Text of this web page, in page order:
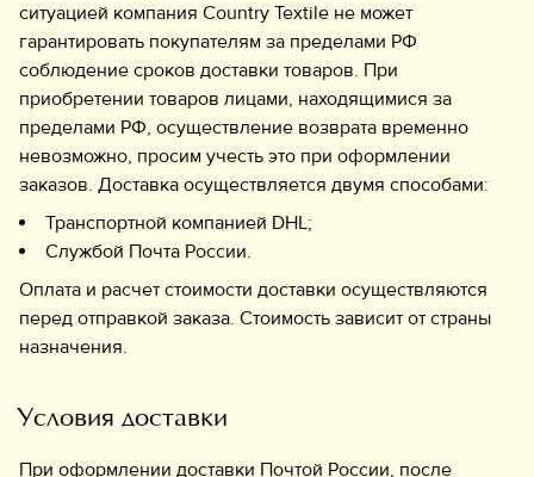
ситуацией компания Сountry Textile не может
гарантировать покупателям за пределами РФ
соблюдение сроков доставки товаров. При
приобретении товаров лицами, находящимися за
пределами РФ, осуществление возврата временно
невозможно, просим учесть это при оформлении
заказов. Доставка осуществляется двумя способами:
Транспортной компанией DHL;
Службой Почта России.
Оплата и расчет стоимости доставки осуществляются
перед отправкой заказа. Стоимость зависит от страны
назначения.
Условия доставки
При оформлении доставки Почтой России, после